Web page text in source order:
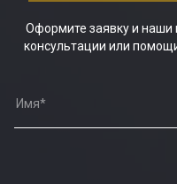
Оформите заявку и
консультации или